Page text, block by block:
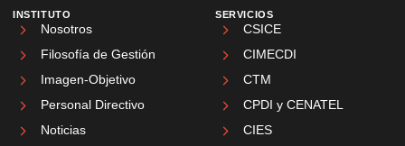
INSTITUTO
Nosotros
Filosofía de Gestión
Imagen-Objetivo
Personal Directivo
Noticias
SERVICIOS
CSICE
CIMECDI
CTM
CPDI y CENATEL
CIES